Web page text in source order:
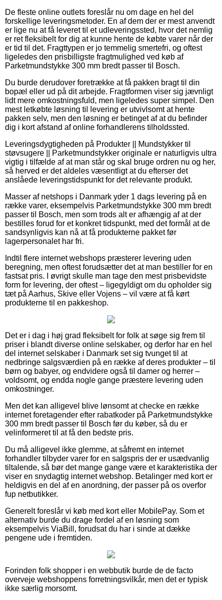
De fleste online outlets foreslår nu om dage en hel del
forskellige leveringsmetoder. En af dem der er mest anvendt
er lige nu at få leveret til et udleveringssted, hvor det nemlig
er ret fleksibelt for dig at kunne hente de købte varer når der
er tid til det. Fragttypen er jo temmelig smertefri, og oftest
ligeledes den prisbilligste fragtmulighed ved køb af
Parketmundstykke 300 mm bredt passer til Bosch.
Du burde derudover foretrække at få pakken bragt til din
bopæl eller ud på dit arbejde. Fragtformen viser sig jævnligt
lidt mere omkostningsfuld, men ligeledes super simpel. Den
mest letkøbte løsning til levering er utvivlsomt at hente
pakken selv, men den løsning er betinget af at du befinder
dig i kort afstand af online forhandlerens tilholdssted.
Leveringsdygtigheden på Produkter || Mundstykker til
støvsugere || Parketmundstykker originale er naturligvis ultra
vigtig i tilfælde af at man står og skal bruge ordren nu og her,
så herved er det aldeles væsentligt at du efterser det
anslåede leveringstidspunkt for det relevante produkt.
Masser af netshops i Danmark yder 1 dags levering på en
række varer, eksempelvis Parketmundstykke 300 mm bredt
passer til Bosch, men som trods alt er afhængig af at der
bestilles forud for et konkret tidspunkt, med det formål at de
sandsynligvis kan nå at få produkterne pakket før
lagerpersonalet har fri.
Indtil flere internet webshops præsterer levering uden
beregning, men oftest forudsætter det at man bestiller for en
fastsat pris. I øvrigt skulle man tage den mest prisbevidste
form for levering, der oftest – ligegyldigt om du opholder sig
tæt på Aarhus, Skive eller Vojens – vil være at få kørt
produkterne til en pakkeshop.
Det er i dag i høj grad fleksibelt for folk at søge sig frem til
priser i blandt diverse online selskaber, og derfor har en hel
del internet selskaber i Danmark set sig tvunget til at
nedbringe salgsværdien på en række af deres produkter – til
børn og babyer, og endvidere også til damer og herrer –
voldsomt, og endda nogle gange præstere levering uden
omkostninger.
Men det kan alligevel blive lønsomt at checke en række
internet foretagender efter rabatkoder på Parketmundstykke
300 mm bredt passer til Bosch før du køber, så du er
velinformeret til at få den bedste pris.
Du må alligevel ikke glemme, at såfremt en internet
forhandler tilbyder varer for en salgspris der er usædvanlig
tiltalende, så bør det mange gange være et karakteristika der
viser en snydagtig internet webshop. Betalinger med kort er
heldigvis en del af en anordning, der passer på os overfor
fup netbutikker.
Generelt foreslår vi køb med kort eller MobilePay. Som et
alternativ burde du drage fordel af en løsning som
eksempelvis ViaBill, forudsat du har i sinde at dække
pengene ude i fremtiden.
Forinden folk shopper i en webbutik burde de de facto
overveje webshoppens forretningsvilkår, men det er typisk
ikke særlig morsomt.